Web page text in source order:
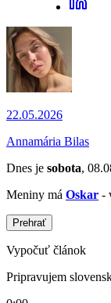
22.05.2026
Annamária Bilas
Dnes je sobota,
Meniny má Oskar -
Prehrať
Vypočuť článok
Pripravujem